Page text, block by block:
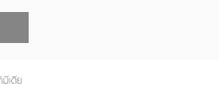
เดีย